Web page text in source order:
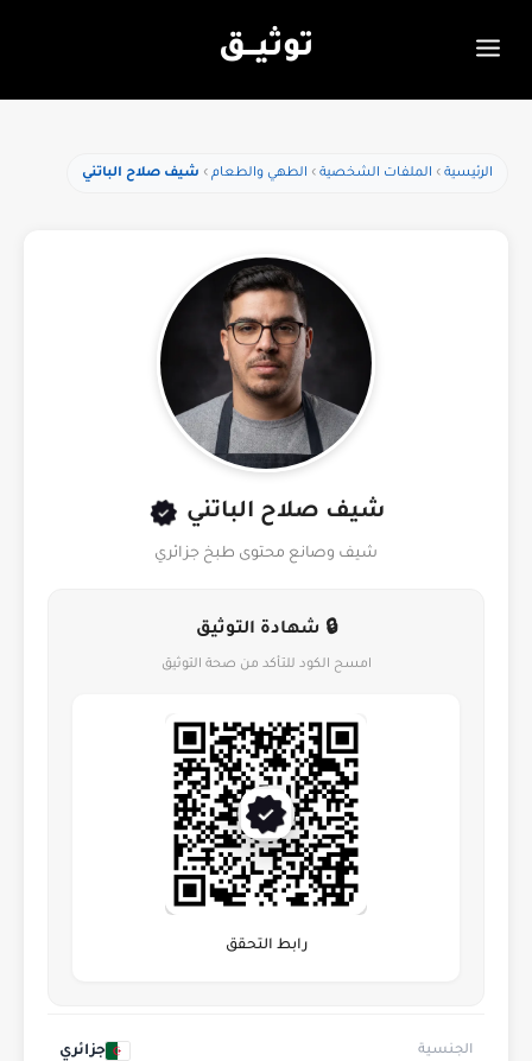
توثيـــق
الرئيسية الملفات الشخصية الطهي والطعام شيف صلاح الباتني
شيف صلاح الباتني
شيف وصانع محتوى طبخ جزائري
🔒 شهادة التوثيق
امسح الكود للتأكد من صحة التوثيق
رابط التحقق
الجنسية جزائري